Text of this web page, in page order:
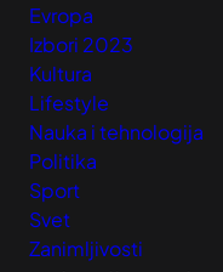
Evropa
Izbori 2023
Kultura
Lifestyle
Nauka i tehnologija
Politika
Sport
Svet
Zanimljivosti